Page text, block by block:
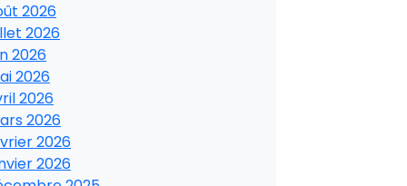
2026
2026
2026
2026
2026
2026
2026
2026